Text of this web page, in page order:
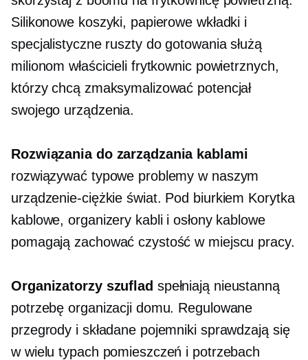
Silikonowe koszyki, papierowe wkładki i
specjalistyczne ruszty do gotowania służą
milionom właścicieli frytkownic powietrznych,
którzy chcą zmaksymalizować potencjał
swojego urządzenia.
Rozwiązania do zarządzania kablami
rozwiązywać typowe problemy w naszym
urządzenie-ciężkie świat. Pod biurkiem Korytka
kablowe, organizery kabli i osłony kablowe
pomagają zachować czystość w miejscu pracy.
Organizatorzy szuflad spełniają nieustanną
potrzebę organizacji domu. Regulowane
przegrody i składane pojemniki sprawdzają się
w wielu typach pomieszczeń i potrzebach